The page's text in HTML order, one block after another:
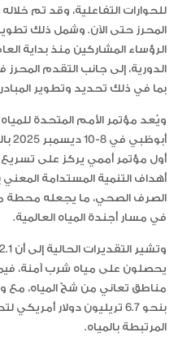
للحوارات التفاعلية، وقد تم
المحرز حتى الآن. وشمل ذلك
الرؤساء المشاركين منذ بداية
الدورية، إلى جانب التقدم
بما في ذلك تحديد وتطوير
أول مؤتمر أممي يركز على
أهداف التنمية المستدامة
الصرف الصحي، ما يجعله محطة
في مسار أجندة المياه العالمية.
مناطق تعاني من شحّ المياه، مع
بنحو 6.7 تريليون دولار
المرتبطة بالمياه.